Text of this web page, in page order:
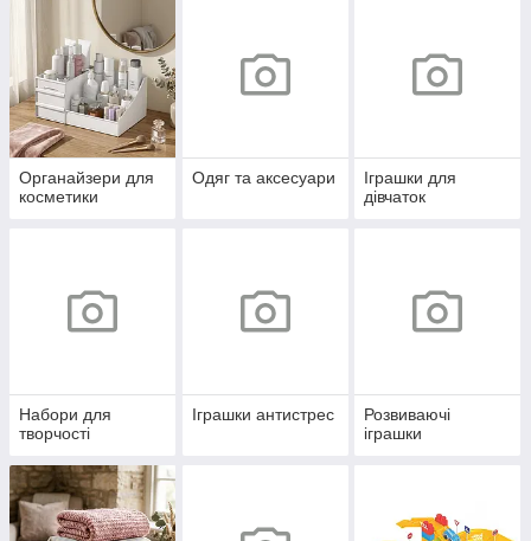
Органайзери для
косметики
Одяг та аксесуари
Іграшки для
дівчаток
Набори для
творчості
Іграшки антистрес
Розвиваючі
іграшки